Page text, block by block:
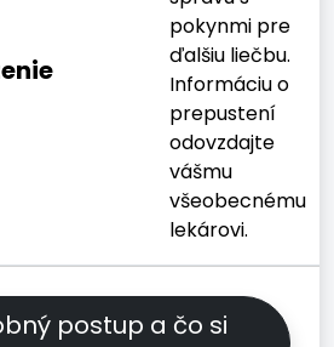
pokynmi pre
ďalšiu liečbu.
Informáciu o
prepustení
odovzdajte
vášmu
všeobecnému
lekárovi.
postup a čo si